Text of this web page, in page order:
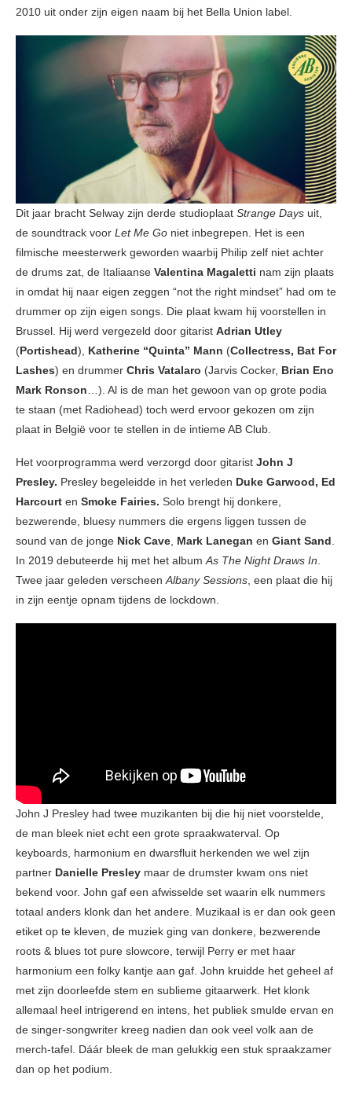
2010 uit onder zijn eigen naam bij het Bella Union label.
Dit jaar bracht Selway zijn derde studioplaat Strange Days uit,
de soundtrack voor Let Me Go niet inbegrepen. Het is een
filmische meesterwerk geworden waarbij Philip zelf niet achter
de drums zat, de Italiaanse Valentina Magaletti nam zijn plaats
in omdat hij naar eigen zeggen “not the right mindset” had om te
drummer op zijn eigen songs. Die plaat kwam hij voorstellen in
Brussel. Hij werd vergezeld door gitarist Adrian Utley
(Portishead), Katherine “Quinta” Mann (Collectress, Bat For
Lashes) en drummer Chris Vatalaro (Jarvis Cocker, Brian Eno
Mark Ronson…). Al is de man het gewoon van op grote podia
te staan (met Radiohead) toch werd ervoor gekozen om zijn
plaat in België voor te stellen in de intieme AB Club.
Het voorprogramma werd verzorgd door gitarist John J
Presley. Presley begeleidde in het verleden Duke Garwood, Ed
Harcourt en Smoke Fairies. Solo brengt hij donkere,
bezwerende, bluesy nummers die ergens liggen tussen de
sound van de jonge Nick Cave, Mark Lanegan en Giant Sand.
In 2019 debuteerde hij met het albumAs The Night Draws In.
Twee jaar geleden verscheenAlbany Sessions, een plaat die hij
in zijn eentje opnam tijdens de lockdown.
John J Presley had twee muzikanten bij die hij niet voorstelde,
de man bleek niet echt een grote spraakwaterval. Op
keyboards, harmonium en dwarsfluit herkenden we wel zijn
partner Danielle Presley maar de drumster kwam ons niet
bekend voor. John gaf een afwisselde set waarin elk nummers
totaal anders klonk dan het andere. Muzikaal is er dan ook geen
etiket op te kleven, de muziek ging van donkere, bezwerende
roots & blues tot pure slowcore, terwijl Perry er met haar
harmonium een folky kantje aan gaf. John kruidde het geheel af
met zijn doorleefde stem en sublieme gitaarwerk. Het klonk
allemaal heel intrigerend en intens, het publiek smulde ervan en
de singer-songwriter kreeg nadien dan ook veel volk aan de
merch-tafel. Dáár bleek de man gelukkig een stuk spraakzamer
dan op het podium.